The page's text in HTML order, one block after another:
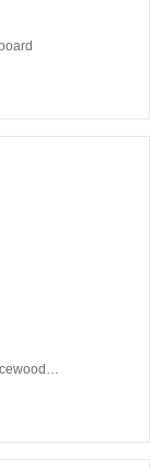
Sequential Prophet-10 Special Edition Lacewood Synthesizer